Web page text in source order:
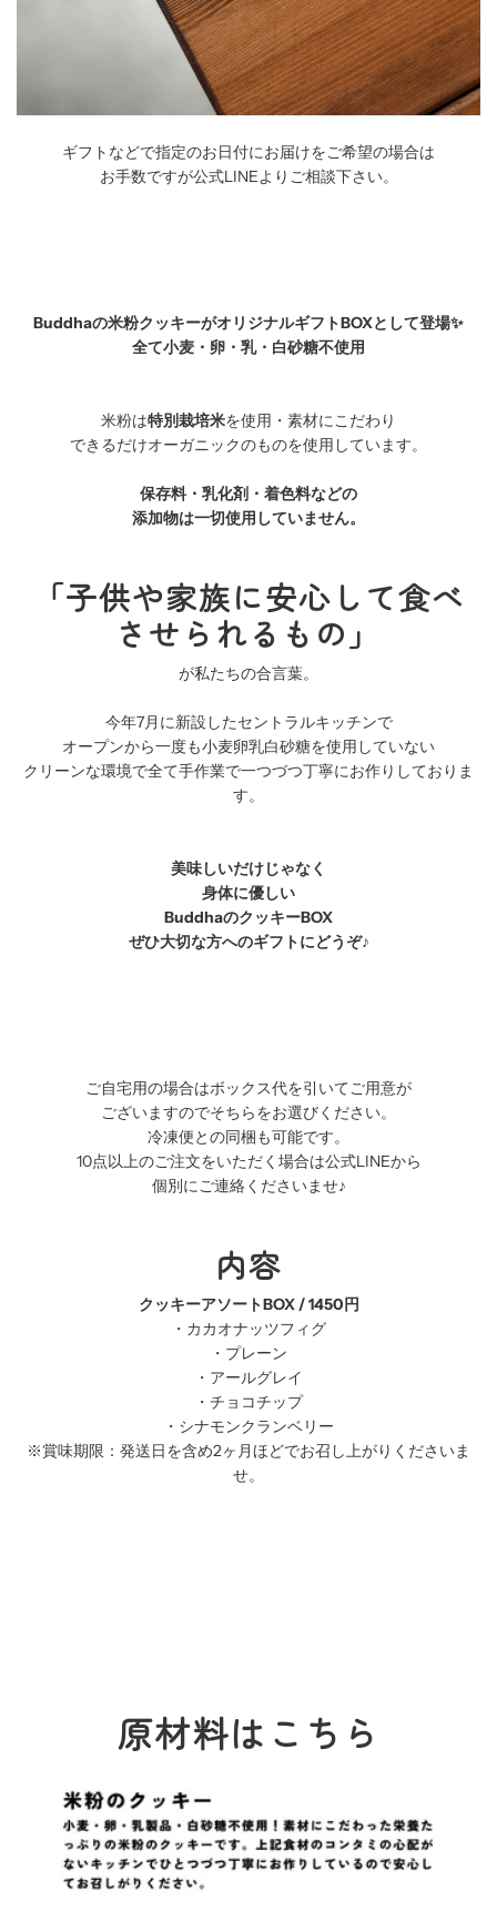
ギフトなどで指定のお日付にお届けをご希望の場合は
お手数ですが公式LINEよりご相談下さい。
Buddhaの米粉クッキーがオリジナルギフトBOXとして登場✨
全て小麦・卵・乳・白砂糖不使用
米粉は特別栽培米を使用・素材にこだわり
できるだけオーガニックのものを使用しています。
保存料・乳化剤・着色料などの
添加物は一切使用していません。
「子供や家族に安心して食べ
させられるもの」
が私たちの合言葉。
今年7月に新設したセントラルキッチンで
オープンから一度も小麦卵乳白砂糖を使用していない
クリーンな環境で全て手作業で一つづつ丁寧にお作りしておりま
す。
美味しいだけじゃなく
身体に優しい
BuddhaのクッキーBOX
ぜひ大切な方へのギフトにどうぞ♪
ご自宅用の場合はボックス代を引いてご用意が
ございますのでそちらをお選びください。
冷凍便との同梱も可能です。
10点以上のご注文をいただく場合は公式LINEから
個別にご連絡くださいませ♪
内容
クッキーアソートBOX /1450円
・カカオナッツフィグ
・プレーン
・アールグレイ
・チョコチップ
・シナモンクランベリー
※賞味期限：発送日を含め2ヶ月ほどでお召し上がりくださいま
せ。
原材料はこちら